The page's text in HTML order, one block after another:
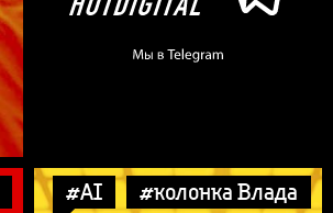
#AI
#колонка Влада